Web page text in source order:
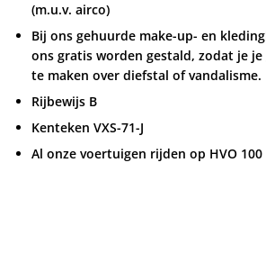
(m.u.v. airco)
Bij ons gehuurde make-up- en
ons gratis worden gestald, zodat je
te maken over diefstal of vandalisme.
Rijbewijs B
Kenteken VXS-71-J
Al onze voertuigen rijden op HVO